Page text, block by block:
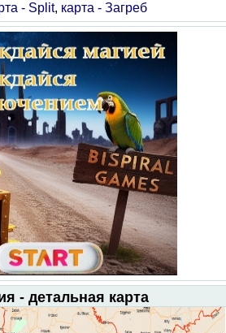
- Split, карта - Загреб
- детальная карта